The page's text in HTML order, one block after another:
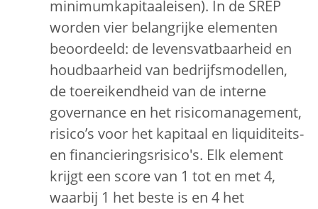
minimumkapitaaleisen). In de SREP
worden vier belangrijke elementen
beoordeeld: de levensvatbaarheid en
houdbaarheid van bedrijfsmodellen,
de toereikendheid van de interne
governance en het risicomanagement,
risico’s voor het kapitaal en liquiditeits-
en financieringsrisico's. Elk element
krijgt een score van 1 tot en met 4,
waarbij 1 het beste is en 4 het